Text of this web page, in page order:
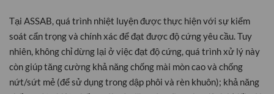
Tại ASSAB, quá trình nhiệt luyện được thực hiện với sự kiểm
soát cẩn trọng và chính xác để đạt được độ cứng yêu cầu. Tuy
nhiên, không chỉ dừng lại ở việc đạt độ cứng, quá trình xử lý này
còn giúp tăng cường khả năng chống mài mòn cao và chống
nứt/sứt mẻ (để sử dụng trong dập phôi và rèn khuôn); khả năng